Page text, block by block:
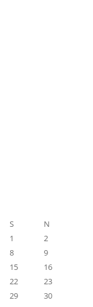
S
N
1
2
8
9
15
16
22
23
29
30